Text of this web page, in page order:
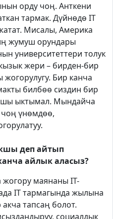
орду чоң. Анткени
тармак. Дүйнөдө IT
Мисалы, Америка
жумуш орундары
университеттери толук
жери – бирден-бир
Бир канча
билбөө сиздин бир
ыктымал. Мындайча
чоң үнөмдөө,
деп айтып
айлык аласыз?
маянаны IT-
IT тармагында жылына
тапсаң болот.
социалдык